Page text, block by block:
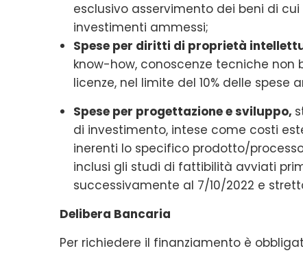
esclusivo asservimento dei beni di
investimenti ammessi;
Spese per diritti di proprietà
know-how, conoscenze tecniche
licenze, nel limite del 10% delle spese
Spese per progettazione e sviluppo,
di investimento, intese come costi
inerenti lo specifico prodotto/
inclusi gli studi di fattibilità avviati
successivamente al 7/10/2022 e
Delibera Bancaria
Per richiedere il finanziamento è